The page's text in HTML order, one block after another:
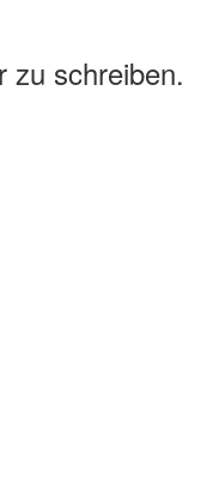
zu schreiben.